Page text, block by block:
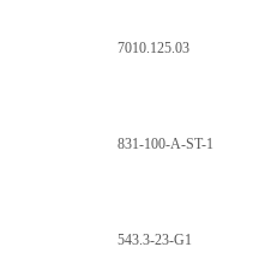
7010.125.03
831-100-A-ST-1
543.3-23-G1